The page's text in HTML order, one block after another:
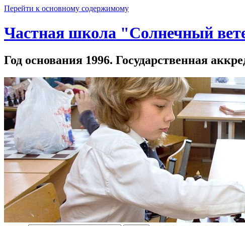
Перейти к основному содержимому
Частная школа "Солнечный
Год основания 1996. Государственная